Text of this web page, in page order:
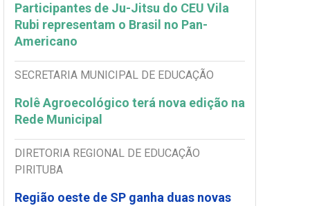
Participantes de Ju-Jitsu do CEU Vila
Rubi representam o Brasil no Pan-
Americano
SECRETARIA MUNICIPAL DE EDUCAÇÃO
Rolê Agroecológico terá nova edição na
Rede Municipal
DIRETORIA REGIONAL DE EDUCAÇÃO
PIRITUBA
Região oeste de SP ganha duas novas